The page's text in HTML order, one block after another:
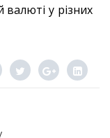
валюті у різних